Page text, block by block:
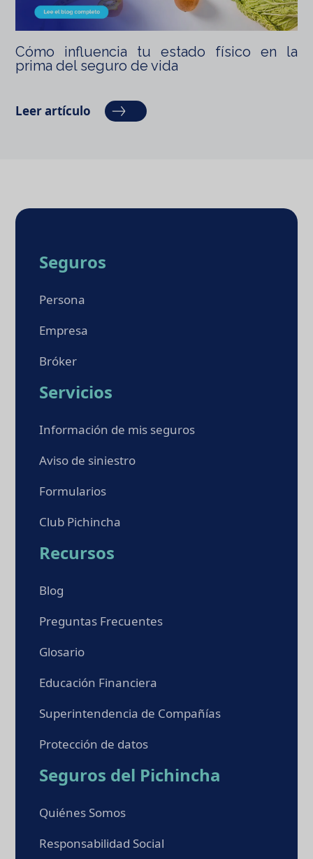
Cómo influencia tu estado físico en la
prima del seguro de vida
Leer artículo
Seguros
Persona
Empresa
Bróker
Servicios
Información de mis seguros
Aviso de siniestro
Formularios
Club Pichincha
Recursos
Blog
Preguntas Frecuentes
Glosario
Educación Financiera
Superintendencia de Compañías
Protección de datos
Seguros del Pichincha
Quiénes Somos
Responsabilidad Social